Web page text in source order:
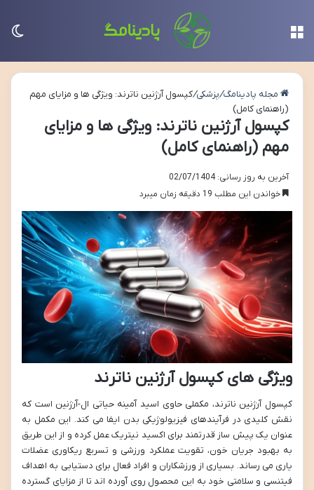
مجله پادینامگ/پزشکی/کپسول آرژنین ناترند: ویژگی ها و مزایای مهم
(راهنمای کامل)
کپسول آرژنین ناترند: ویژگی ها و مزایای
مهم (راهنمای کامل)
آخرین به روز رسانی: 02/07/1404
خواندن این مطلب 19 دقیقه زمان میبرد
ویژگی های کپسول آرژنین ناترند
کپسول آرژنین ناترند، مکملی حاوی اسید آمینه حیاتی ال-آرژنین است که
نقش کلیدی در فرآیندهای فیزیولوژیکی بدن ایفا می کند. این مکمل به
عنوان یک پیش ساز قدرتمند برای اکسید نیتریک عمل کرده و از این طریق
به بهبود جریان خون، تقویت عملکرد ورزشی و تسریع ریکاوری عضلات
یاری می رساند. بسیاری از ورزشکاران و افراد فعال برای دستیابی به اهداف
فیتنسی و سلامتی خود به این محصول روی آورده اند تا از مزایای گسترده